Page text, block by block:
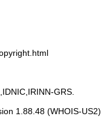
GRS.
1.88.48 (WHOIS-US2)